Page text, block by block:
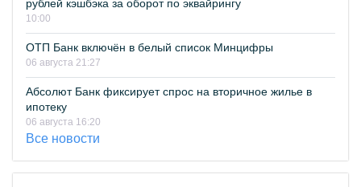
рублей кэшбэка за оборот по эквайрингу
10:00
ОТП Банк включён в белый список Минцифры
06 августа 21:27
Абсолют Банк фиксирует спрос на вторичное жилье в
ипотеку
06 августа 16:20
Все новости